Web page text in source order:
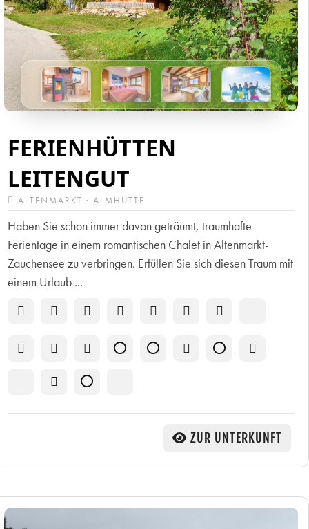
FERIENHÜTTEN
LEITENGUT
ALTENMARKT · ALMHÜTTE
Haben Sie schon immer davon geträumt, traumhafte
Ferientage in einem romantischen Chalet in Altenmarkt-
Zauchensee zu verbringen. Erfüllen Sie sich diesen Traum mit
einem Urlaub ...
ZUR UNTERKUNFT